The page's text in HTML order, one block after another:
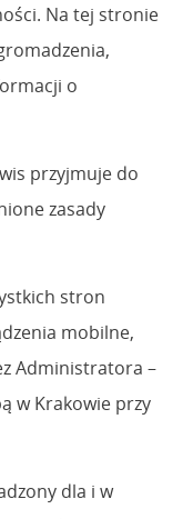
Na tej stronie
o
przyjmuje do
zasady
stron
mobilne,
Administratora –
w Krakowie przy
dla i w